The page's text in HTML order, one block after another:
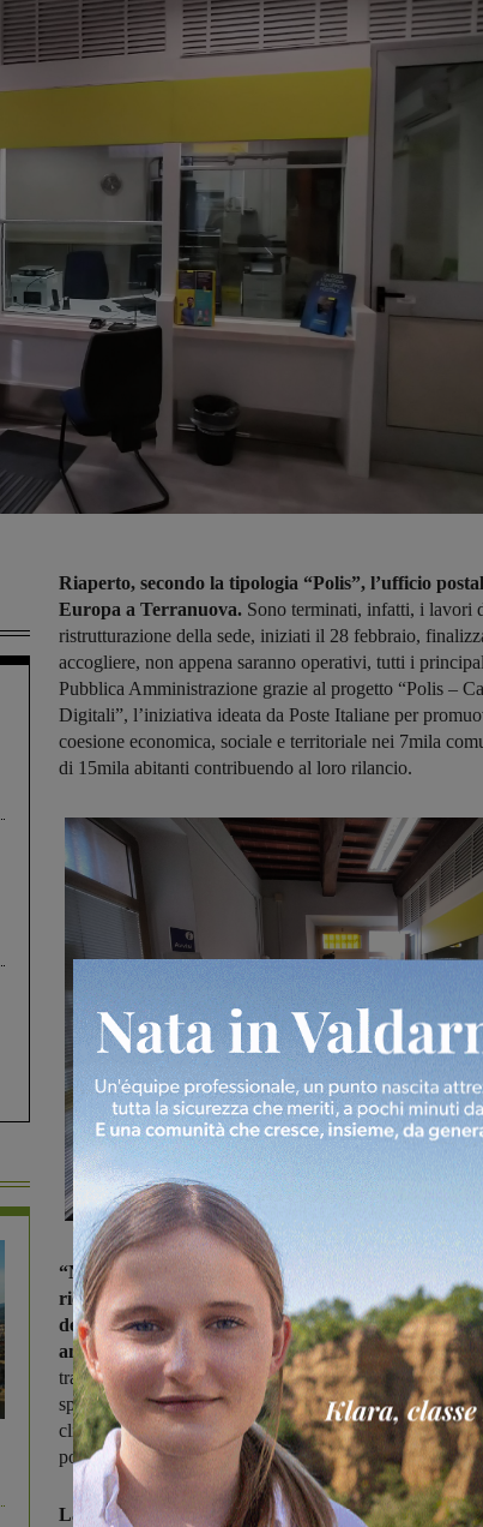
Riaperto, secondo la tipologia “Polis”, l’ufficio
Europa a Terranuova. Sono terminati, infatti, i lavori
ristrutturazione della sede, iniziati il 28 febbraio,
accogliere, non appena saranno operativi, tutti i
Pubblica Amministrazione grazie al progetto “Polis –
Digitali”, l’iniziativa ideata da Poste Italiane per
coesione economica, sociale e territoriale nei 7mila
di 15mila abitanti contribuendo al loro rilancio.
“Nell’ambito degli interventi, si è proceduto a una
riorganizzazione degli spazi finalizzata a
dell’ufficio con particolare attenzione al
ambientale e alla facilitazione dell’accesso ai servizi .
tra le altre opere, si inseriscono la nuova
sportelleria, con altezze ribassate per agevolare tutti i
clientela e postazione di lavoro ergonomica per favorire
postura”.
La sede di piano di Terranuova Bracciolini è a